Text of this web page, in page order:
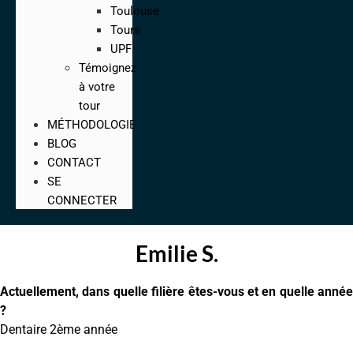
Toulouse
Tours
UPF
Témoignez
à votre
tour
MÉTHODOLOGIE
BLOG
CONTACT
SE
CONNECTER
Emilie S.
Actuellement, dans quelle filière êtes-vous et en quelle année
?
Dentaire 2ème année